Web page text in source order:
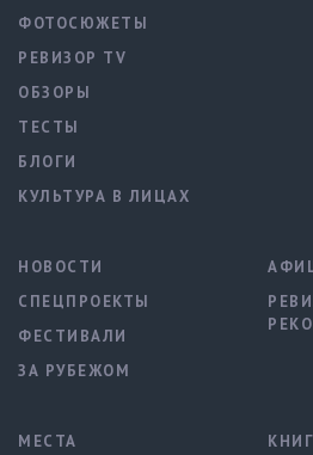
ФОТОСЮЖЕТЫ
РЕВИЗОР TV
ОБЗОРЫ
ТЕСТЫ
БЛОГИ
КУЛЬТУРА В ЛИЦАХ
НОВОСТИ
СПЕЦПРОЕКТЫ
ФЕСТИВАЛИ
ЗА РУБЕЖОМ
МЕСТА